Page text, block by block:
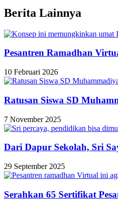
Berita Lainnya
Pesantren Ramadhan
10 Februari 2026
Ratusan Siswa SD
7 November 2025
Dari Dapur Sekolah, Sri
29 September 2025
Serahkan 65 Sertifikat